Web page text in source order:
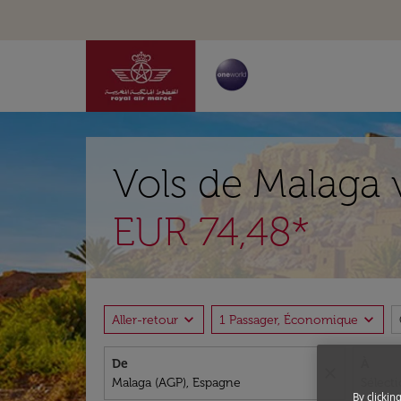
Vols de Malaga
EUR 74,48*
Aller-retour expand_more 1 Passager, Économique expand_more
De
By